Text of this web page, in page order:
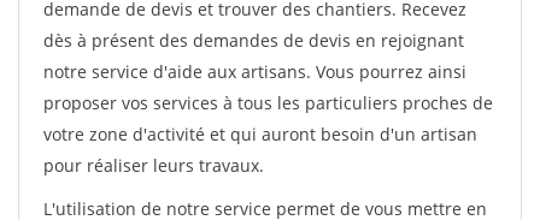
demande de devis et trouver des chantiers. Recevez
dès à présent des demandes de devis en rejoignant
notre service d'aide aux artisans. Vous pourrez ainsi
proposer vos services à tous les particuliers proches de
votre zone d'activité et qui auront besoin d'un artisan
pour réaliser leurs travaux.
L'utilisation de notre service permet de vous mettre en